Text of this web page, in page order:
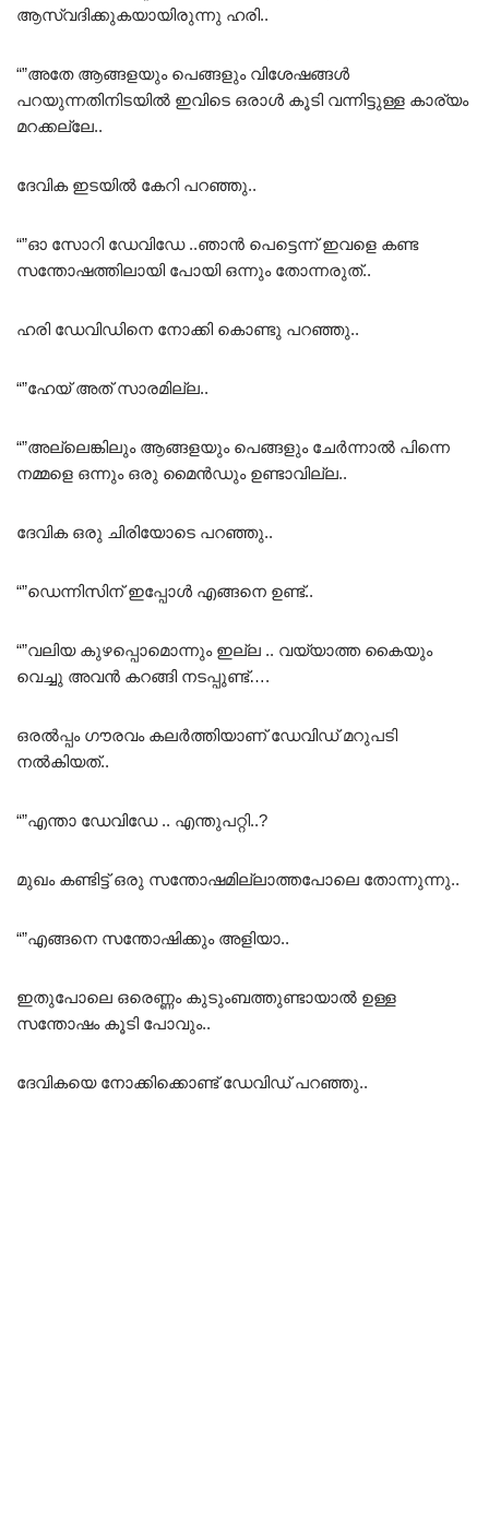
ആസ്വദിക്കുകയായിരുന്നു ഹരി..
“”അതേ ആങ്ങളയും പെങ്ങളും വിശേഷങ്ങൾ
പറയുന്നതിനിടയിൽ ഇവിടെ ഒരാൾ കൂടി വന്നിട്ടുള്ള കാര്യം
മറക്കല്ലേ..
ദേവിക ഇടയിൽ കേറി പറഞ്ഞു..
“”ഓ സോറി ഡേവിഡേ ..ഞാൻ പെട്ടെന്ന് ഇവളെ കണ്ട
സന്തോഷത്തിലായി പോയി ഒന്നും തോന്നരുത്..
ഹരി ഡേവിഡിനെ നോക്കി കൊണ്ടു പറഞ്ഞു..
“”ഹേയ് അത് സാരമില്ല..
“”അല്ലെങ്കിലും ആങ്ങളയും പെങ്ങളും ചേർന്നാൽ പിന്നെ
നമ്മളെ ഒന്നും ഒരു മൈൻഡും ഉണ്ടാവില്ല..
ദേവിക ഒരു ചിരിയോടെ പറഞ്ഞു..
“”ഡെന്നിസിന് ഇപ്പോൾ എങ്ങനെ ഉണ്ട്..
“”വലിയ കുഴപ്പൊമൊന്നും ഇല്ല .. വയ്യാത്ത കൈയും
വെച്ചു അവൻ കറങ്ങി നടപ്പുണ്ട്….
ഒരൽപ്പം ഗൗരവം കലർത്തിയാണ് ഡേവിഡ് മറുപടി
നൽകിയത്..
“”എന്താ ഡേവിഡേ .. എന്തുപറ്റി..?
മുഖം കണ്ടിട്ട് ഒരു സന്തോഷമില്ലാത്തപോലെ തോന്നുന്നു..
“”എങ്ങനെ സന്തോഷിക്കും അളിയാ..
ഇതുപോലെ ഒരെണ്ണം കുടുംബത്തുണ്ടായാൽ ഉള്ള
സന്തോഷം കൂടി പോവും..
ദേവികയെ നോക്കിക്കൊണ്ട്‌ ഡേവിഡ് പറഞ്ഞു..